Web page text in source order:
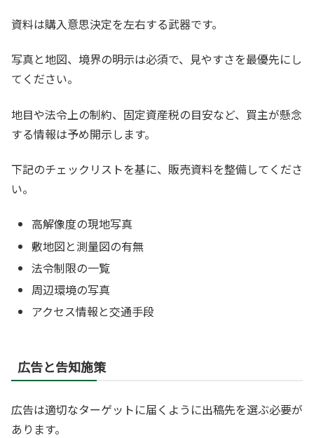
資料は購入意思決定を左右する武器です。
写真と地図、境界の明示は必須で、見やすさを最優先にし
てください。
地目や法令上の制約、固定資産税の目安など、買主が懸念
する情報は予め開示します。
下記のチェックリストを基に、販売資料を整備してくださ
い。
高解像度の現地写真
敷地図と測量図の有無
法令制限の一覧
周辺環境の写真
アクセス情報と交通手段
広告と告知施策
広告は適切なターゲットに届くように出稿先を選ぶ必要が
あります。